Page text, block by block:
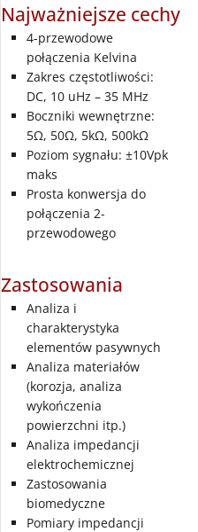
Najważniejsze cechy
4-przewodowe
połączenia Kelvina
Zakres częstotliwości:
DC, 10 uHz – 35 MHz
Boczniki wewnętrzne:
5Ω, 50Ω, 5kΩ, 500kΩ
Poziom sygnału: ±10Vpk
maks
Prosta konwersja do
połączenia 2-
przewodowego
Zastosowania
Analiza i
charakterystyka
elementów pasywnych
Analiza materiałów
(korozja, analiza
wykończenia
powierzchni itp.)
Analiza impedancji
elektrochemicznej
Zastosowania
biomedyczne
Pomiary impedancji